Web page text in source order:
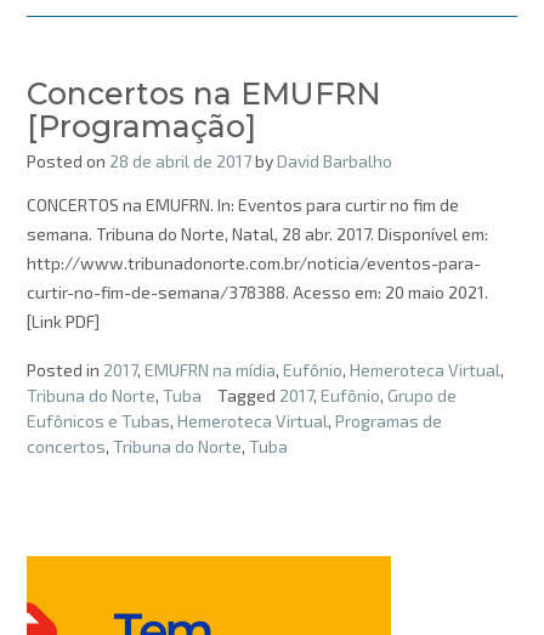
Concertos na EMUFRN
[Programação]
Posted on 28 de abril de 2017byDavid Barbalho
CONCERTOS na EMUFRN. In: Eventos para curtir no fim de
semana. Tribuna do Norte, Natal, 28 abr. 2017. Disponível em:
http://www.tribunadonorte.com.br/noticia/eventos-para-
curtir-no-fim-de-semana/378388. Acesso em: 20 maio 2021.
[Link PDF]
Posted in 2017, EMUFRN na mídia, Eufônio, Hemeroteca Virtual,
Tribuna do Norte, Tuba Tagged 2017, Eufônio, Grupo de
Eufônicos e Tubas, Hemeroteca Virtual, Programas de
concertos, Tribuna do Norte, Tuba